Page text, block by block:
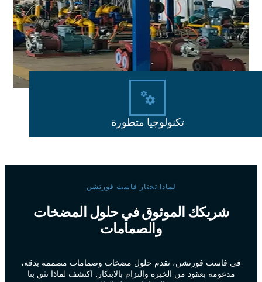
تكنولوجيا متطورة
لماذا تختار فاست فورتشن
شريكك الموثوق في حلول المضخات
والصمامات
في فاست فورتشن، نقدم حلول مضخات وصمامات مصممة بدقة،
مدعومة بعقود من الخبرة والتزام بالابتكار. اكتشف لماذا تثق بنا